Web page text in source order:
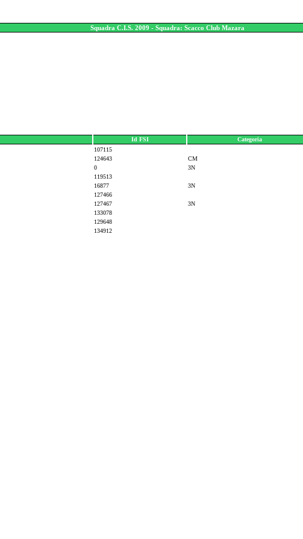
Squadra C.I.S. 2009 - Squadra: Scacco Club Mazara
Id FSI Categoria
107115
124643 CM
0 3N
119513
16877 3N
127466
127467 3N
133078
129648
134912